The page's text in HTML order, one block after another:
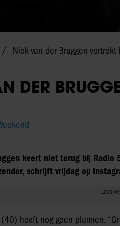
Niek van der Bruggen
DER
keert niet terug bij
schrijft vrijdag op
(40) heeft nog geen plannen.